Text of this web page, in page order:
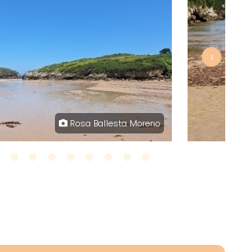
Rosa Ballesta Moreno
›